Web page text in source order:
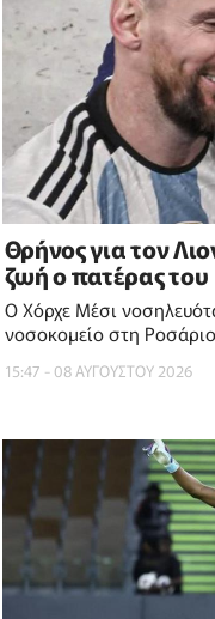
Θρήνος για τον
ζωή ο πατέρας του
Ο Χόρχε Μέσι
νοσοκομείο στη Ροσάριο
15:47 - 08 ΑΥΓΟΥΣΤΟΥ 2026